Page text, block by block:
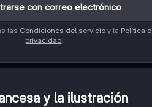
con correo electrónico
las Condiciones del servicioy la Política
privacidad
y la ilustración